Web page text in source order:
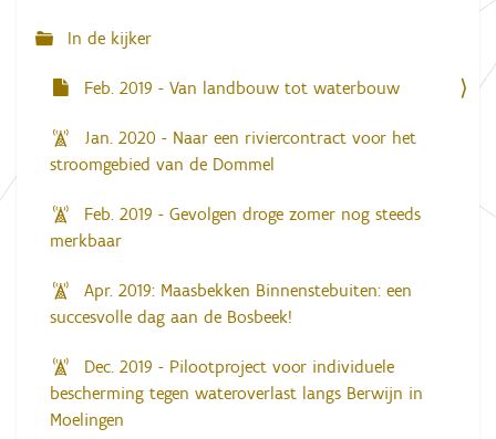
In de kijker
Feb. 2019 - Van landbouw tot waterbouw
Jan. 2020 - Naar een riviercontract voor het
stroomgebied van de Dommel
Feb. 2019 - Gevolgen droge zomer nog steeds
merkbaar
Apr. 2019: Maasbekken Binnenstebuiten: een
succesvolle dag aan de Bosbeek!
Dec. 2019 - Pilootproject voor individuele
bescherming tegen wateroverlast langs Berwijn in
Moelingen